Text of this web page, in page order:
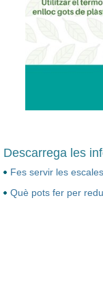
Descarrega les
Fes servir les escales
Què pots fer per